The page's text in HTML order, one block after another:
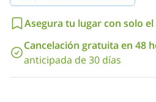
Asegura tu lugar con solo el
Cancelación gratuita en 48
anticipada de 30 días